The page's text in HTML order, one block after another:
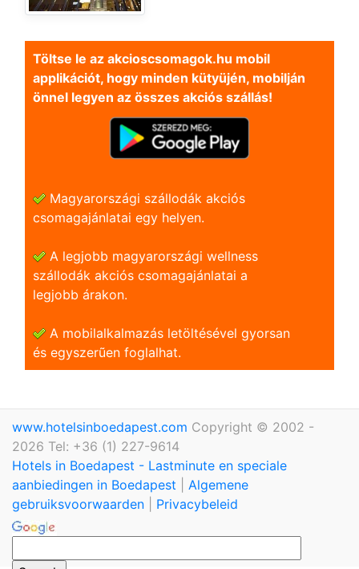
Töltse le az akcioscsomagok.hu mobil
applikációt, hogy minden kütyüjén, mobilján
önnel legyen az összes akciós szállás!
Magyarországi szállodák akciós
csomagajánlatai egy helyen.
A legjobb magyarországi wellness
szállodák akciós csomagajánlatai a
legjobb árakon.
A mobilalkalmazás letöltésével gyorsan
és egyszerũen foglalhat.
www.hotelsinboedapest.com Copyright © 2002 -
2026 Tel: +36 (1) 227-9614
Hotels in Boedapest - Lastminute en speciale
aanbiedingen in Boedapest
Algemene
gebruiksvoorwaarden
Privacybeleid